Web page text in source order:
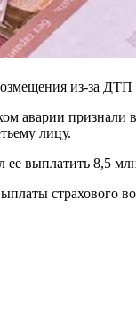
из-за
аварии
лицу.
ее выплатить